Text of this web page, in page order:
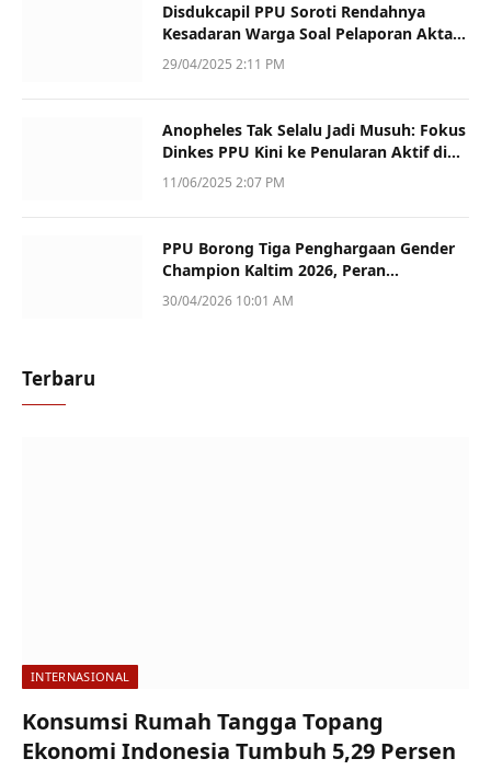
Disdukcapil PPU Soroti Rendahnya
Kesadaran Warga Soal Pelaporan Akta
Kematian
29/04/2025 2:11 PM
Anopheles Tak Selalu Jadi Musuh: Fokus
Dinkes PPU Kini ke Penularan Aktif di
Sotek
11/06/2025 2:07 PM
PPU Borong Tiga Penghargaan Gender
Champion Kaltim 2026, Peran
Perempuan Jadi Sorotan
30/04/2026 10:01 AM
Terbaru
INTERNASIONAL
Konsumsi Rumah Tangga Topang
Ekonomi Indonesia Tumbuh 5,29 Persen